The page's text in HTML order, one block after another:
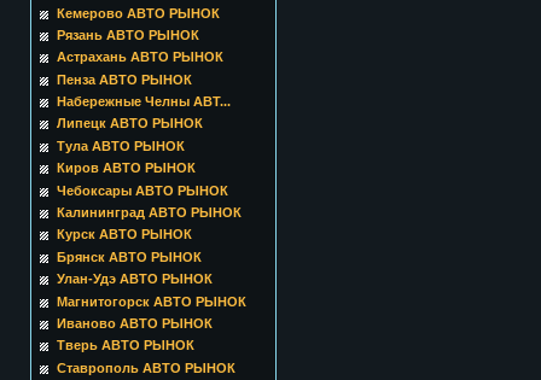
Кемерово АВТО РЫНОК
Рязань АВТО РЫНОК
Астрахань АВТО РЫНОК
Пенза АВТО РЫНОК
Набережные Челны АВТ...
Липецк АВТО РЫНОК
Тула АВТО РЫНОК
Киров АВТО РЫНОК
Чебоксары АВТО РЫНОК
Калининград АВТО РЫНОК
Курск АВТО РЫНОК
Брянск АВТО РЫНОК
Улан-Удэ АВТО РЫНОК
Магнитогорск АВТО РЫНОК
Иваново АВТО РЫНОК
Тверь АВТО РЫНОК
Ставрополь АВТО РЫНОК